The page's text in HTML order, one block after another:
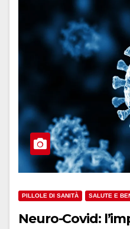
PILLOLE DI SANITÀ SALUTE E
Neuro-Covid: